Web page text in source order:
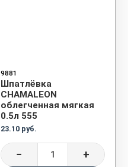
9881
Шпатлёвка
CHAMALEON
облегченная мягкая
0.5л 555
23.10 руб.
− +